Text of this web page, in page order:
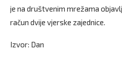
je na društvenim mrežama
račun dvije vjerske zajednice.
Izvor: Dan